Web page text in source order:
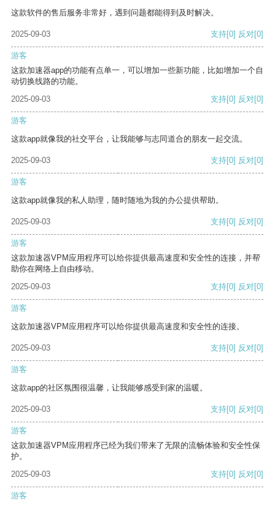
这款软件的售后服务非常好，遇到问题都能得到及时解决。
2025-09-03 支持[0] 反对[0]
游客
这款加速器app的功能有点单一，可以增加一些新功能，比如增加一个自
动切换线路的功能。
2025-09-03
支持[0] 反对[0]
游客
这款app就像我的社交平台，让我能够与志同道合的朋友一起交流。
2025-09-03 支持[0] 反对[0]
游客
这款app就像我的私人助理，随时随地为我的办公提供帮助。
2025-09-03 支持[0] 反对[0]
游客
这款加速器VPM应用程序可以给你提供最高速度和安全性的连接，并帮
助你在网络上自由移动。
2025-09-03
支持[0] 反对[0]
游客
这款加速器VPM应用程序可以给你提供最高速度和安全性的连接。
2025-09-03 支持[0] 反对[0]
游客
这款app的社区氛围很温馨，让我能够感受到家的温暖。
2025-09-03 支持[0] 反对[0]
游客
这款加速器VPM应用程序已经为我们带来了无限的流畅体验和安全性保
护。
2025-09-03
支持[0] 反对[0]
游客